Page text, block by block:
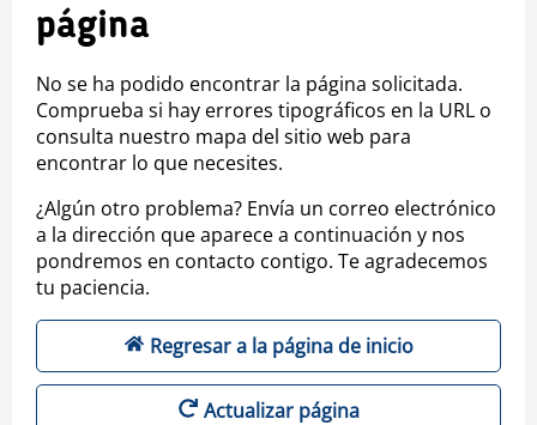
página
No se ha podido encontrar la página solicitada.
Comprueba si hay errores tipográficos en la URL o
consulta nuestro mapa del sitio web para
encontrar lo que necesites.
¿Algún otro problema? Envía un correo electrónico
a la dirección que aparece a continuación y nos
pondremos en contacto contigo. Te agradecemos
tu paciencia.
Regresar a la página de inicio
Actualizar página